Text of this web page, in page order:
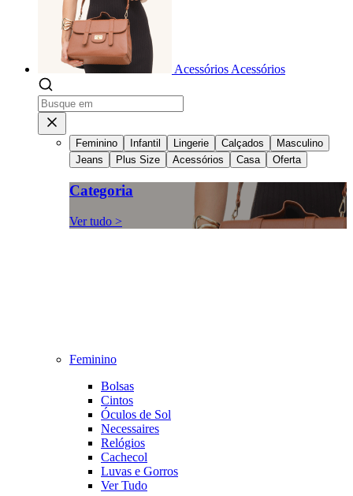
Acessórios Acessórios
Feminino Infantil Lingerie Calçados
Masculino
Jeans
Plus Size Acessórios Casa Oferta
Categoria
Ver tudo >
Feminino
Bolsas
Cintos
Óculos de Sol
Necessaires
Relógios
Cachecol
Luvas e Gorros
Ver Tudo